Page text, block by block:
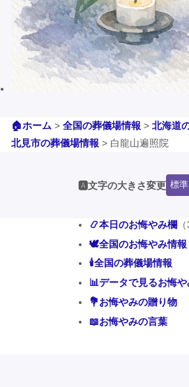
🏠ホーム > 全国の葬儀場情報 > 北海道
北見市の葬儀場情報 > 白龍山遍照院
🅰️文字の大きさ変更 標準
📿本日のお悔やみ欄
🕊️全国のお悔やみ情報
🕯️全国の葬儀場情報
📊データで見るお悔や
💐お悔やみの贈り物
📖お悔やみの言葉